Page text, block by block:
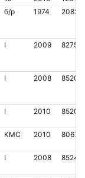
б/р 1974
I 2009
I 2008
I 2010
КМС 2010
I 2008